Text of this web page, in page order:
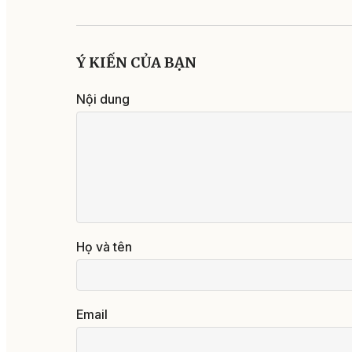
cao tốc Khánh
năm 2026